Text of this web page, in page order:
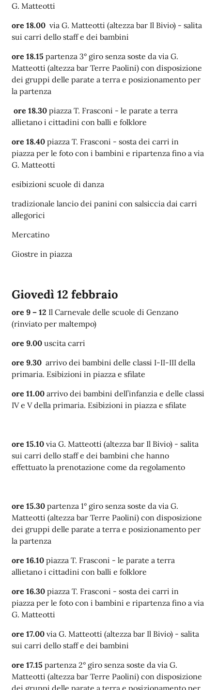
G. Matteotti
ore 18.00 via G. Matteotti (altezza bar Il Bivio) - salita
sui carri dello staff e dei bambini
ore 18.15 partenza 3° giro senza soste da via G.
Matteotti (altezza bar Terre Paolini) con disposizione
dei gruppi delle parate a terra e posizionamento per
la partenza
ore 18.30 piazza T. Frasconi - le parate a terra
allietano i cittadini con balli e folklore
ore 18.40 piazza T. Frasconi - sosta dei carri in
piazza per le foto con i bambini e ripartenza fino a via
G. Matteotti
esibizioni scuole di danza
tradizionale lancio dei panini con salsiccia dai carri
allegorici
Mercatino
Giostre in piazza
Giovedì 12 febbraio
ore 9 – 12 Il Carnevale delle scuole di Genzano
(rinviato per maltempo)
ore 9.00 uscita carri
ore 9.30 arrivo dei bambini delle classi I-II-III della
primaria. Esibizioni in piazza e sfilate
ore 11.00 arrivo dei bambini dell’infanzia e delle classi
IV e V della primaria. Esibizioni in piazza e sfilate
ore 15.10 via G. Matteotti (altezza bar Il Bivio) - salita
sui carri dello staff e dei bambini che hanno
effettuato la prenotazione come da regolamento
ore 15.30 partenza 1° giro senza soste da via G.
Matteotti (altezza bar Terre Paolini) con disposizione
dei gruppi delle parate a terra e posizionamento per
la partenza
ore 16.10 piazza T. Frasconi - le parate a terra
allietano i cittadini con balli e folklore
ore 16.30 piazza T. Frasconi - sosta dei carri in
piazza per le foto con i bambini e ripartenza fino a via
G. Matteotti
ore 17.00 via G. Matteotti (altezza bar Il Bivio) - salita
sui carri dello staff e dei bambini
ore 17.15 partenza 2° giro senza soste da via G.
Matteotti (altezza bar Terre Paolini) con disposizione
dei gruppi delle parate a terra e posizionamento per